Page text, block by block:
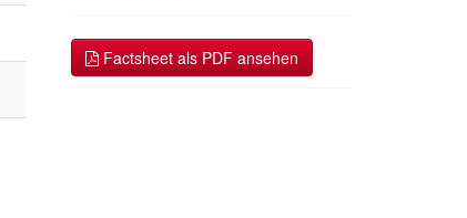
Factsheet als PDF ansehen